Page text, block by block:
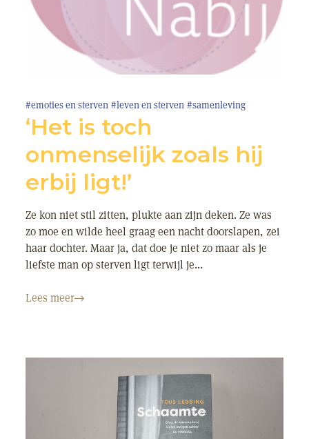
#emoties en sterven #leven en sterven #samenleving
‘Het is toch
onmenselijk zoals hij
erbij ligt!’
Ze kon niet stil zitten, plukte aan zijn deken. Ze was
zo moe en wilde heel graag een nacht doorslapen, zei
haar dochter. Maar ja, dat doe je niet zo maar als je
liefste man op sterven ligt terwijl je...
Lees meer